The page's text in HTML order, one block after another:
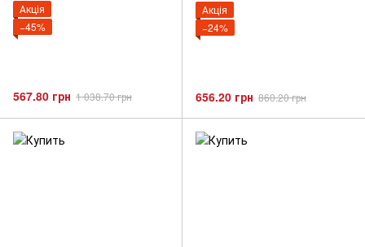
Акція
−45%
567.80 грн 1 038.70 грн
Акція
−24%
656.20 грн 860.20 грн